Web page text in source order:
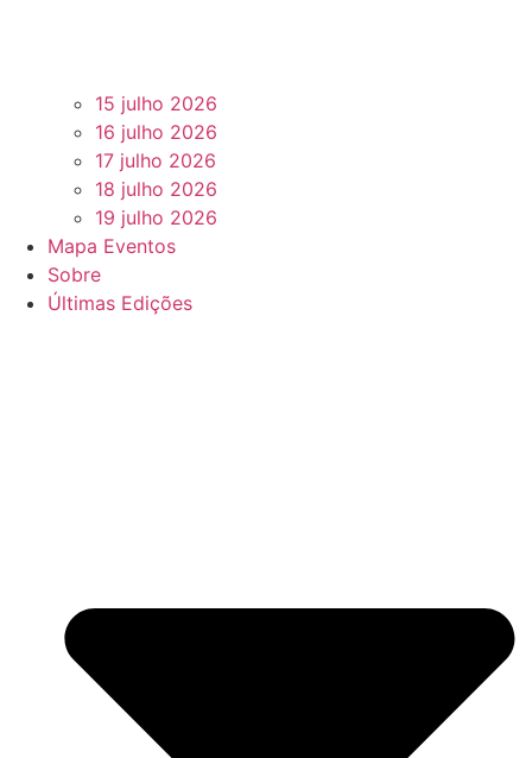
15 julho 2026
16 julho 2026
17 julho 2026
18 julho 2026
19 julho 2026
Mapa Eventos
Sobre
Últimas Edições